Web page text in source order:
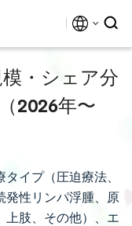
・シェア分
2026年〜
イプ（圧迫療法、
発性リンパ浮腫、原
上肢、その他）、エ